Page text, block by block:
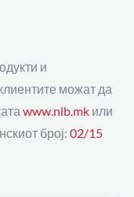
и
можат да
www.nlb.mk или
број: 02/15